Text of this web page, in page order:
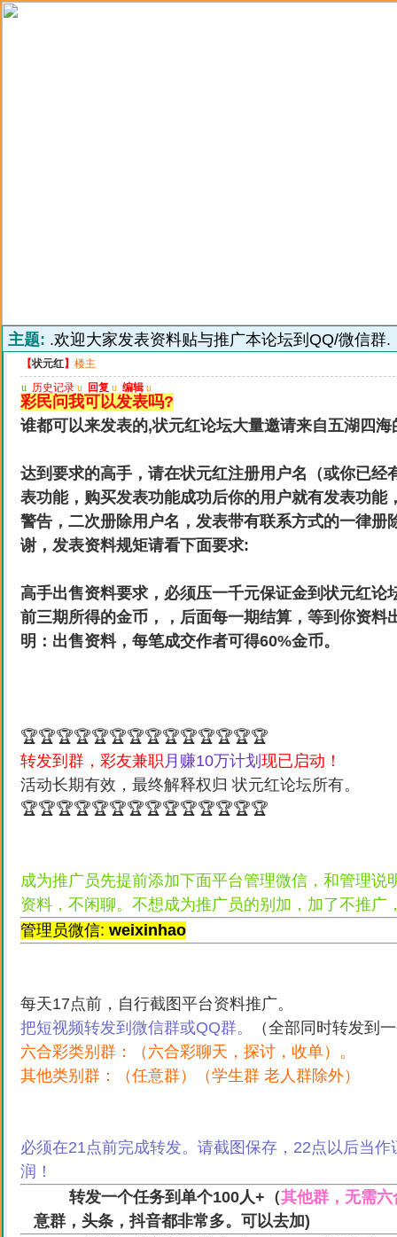
主题: .欢迎大家发表资料贴与推广本论坛到QQ/微信群.
【状元红】 楼主
u 历史记录 u 回复 u 编辑 u
彩民问我可以发表吗?
谁都可以来发表的,状元红论坛大量邀请来自五湖四
达到要求的高手，请在状元红注册用户名（或你已
表功能，购买发表功能成功后你的用户就有发表功
警告，二次册除用户名，发表带有联系方式的一律
谢，发表资料规矩请看下面要求:
高手出售资料要求，必须压一千元保证金到状元红
前三期所得的金币，，后面每一期结算，等到你资
明：出售资料，每笔成交作者可得60%金币。
🏆🏆🏆🏆🏆🏆🏆🏆🏆🏆🏆🏆🏆🏆
转发到群，彩友兼职月赚10万计划 现已启动！
活动长期有效，最终解释权归 状元红论坛所有。
🏆🏆🏆🏆🏆🏆🏆🏆🏆🏆🏆🏆🏆🏆
成为推广员先提前添加下面平台管理微信，和管理
资料，不闲聊。不想成为推广员的别加，加了不推广
管理员微信: weixinhao
每天17点前，自行截图平台资料推广。
把短视频转发到微信群或QQ群。
（全部同时转发到
六合彩类别群：（六合彩聊天，探讨，收单）。
其他类别群：（任意群）（学生群 老人群除外）
必须在21点前完成转发。请截图保存，22点以后当
润！
转发一个任务到单个100人+（其他群，无需
意群，头条，抖音都非常多。可以去加)